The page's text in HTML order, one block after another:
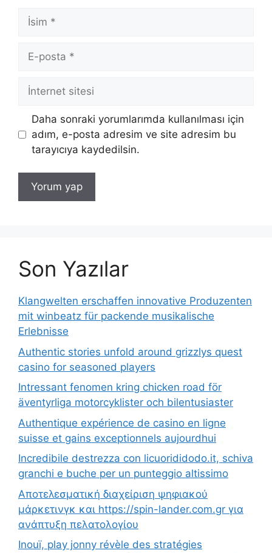
İsim
posta
İnternet
sitesi
Daha sonraki yorumlarımda kullanılması için
adım, e-posta adresim ve site adresim bu
tarayıcıya kaydedilsin.
Son Yazılar
Klangwelten erschaffen innovative Produzenten
mit winbeatz für packende musikalische
Erlebnisse
Authentic stories unfold around grizzlys quest
casino for seasoned players
Intressant fenomen kring chicken road för
äventyrliga motorcyklister och bilentusiaster
Authentique expérience de casino en ligne
suisse et gains exceptionnels aujourdhui
Incredibile destrezza con licuorididodo.it, schiva
granchi e buche per un punteggio altissimo
Αποτελεσματική διαχείριση ψηφιακού
μάρκετινγκ και https://spin-lander.com.gr για
ανάπτυξη πελατολογίου
Inouï, play jonny révèle des stratégies